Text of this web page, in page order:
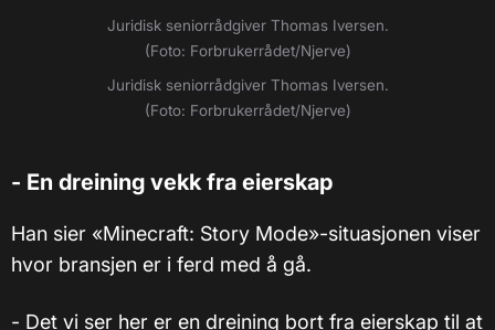
Juridisk seniorrådgiver Thomas Iversen.
(Foto: Forbrukerrådet/Njerve)
Juridisk seniorrådgiver Thomas Iversen.
(Foto: Forbrukerrådet/Njerve)
- En dreining vekk fra eierskap
Han sier «Minecraft: Story Mode»-situasjonen viser
hvor bransjen er i ferd med å gå.
- Det vi ser her er en dreining bort fra eierskap til at